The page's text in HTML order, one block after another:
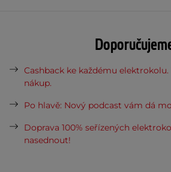
Cashback ke každému
nákup.
Po hlavě: Nový podcast vám dá
Doprava 100% seřízených
nasednout!